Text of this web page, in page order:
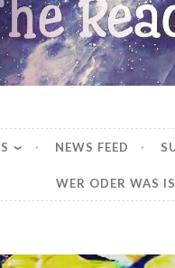
NEWS FEED
WER ODER WAS
*Rezension* -> Ein alter Hut von Ann-Kathrin Karschnick